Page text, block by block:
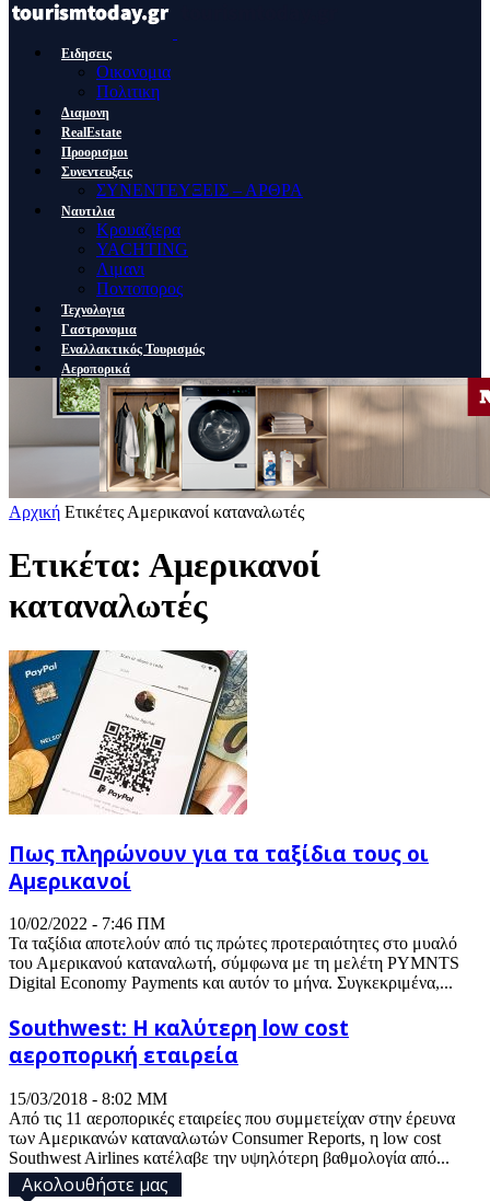
Ειδησεις
Οικονομια
Πολιτικη
Διαμονη
RealEstate
Προορισμοι
Συνεντευξεις
ΣΥΝΕΝΤΕΥΞΕΙΣ – ΑΡΘΡΑ
Ναυτιλια
Κρουαζιερα
YACHTING
Λιμανι
Ποντοπορος
Τεχνολογια
Γαστρονομια
Εναλλακτικός Τουρισμός
Αεροπορικά
Αρχική Ετικέτες Αμερικανοί καταναλωτές
Ετικέτα: Αμερικανοί
καταναλωτές
Πως πληρώνουν για τα ταξίδια τους οι
Αμερικανοί
10/02/2022 - 7:46 ΠΜ
Τα ταξίδια αποτελούν από τις πρώτες προτεραιότητες στο μυαλό
του Αμερικανού καταναλωτή, σύμφωνα με τη μελέτη PYMNTS
Digital Economy Payments και αυτόν το μήνα. Συγκεκριμένα,...
Southwest: Η καλύτερη low cost
αεροπορική εταιρεία
15/03/2018 - 8:02 ΜΜ
Από τις 11 αεροπορικές εταιρείες που συμμετείχαν στην έρευνα
των Αμερικανών καταναλωτών Consumer Reports, η low cost
Southwest Airlines κατέλαβε την υψηλότερη βαθμολογία από...
Ακολουθήστε μας